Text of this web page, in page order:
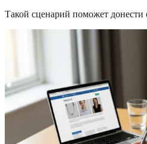
Такой сценарий поможет донести